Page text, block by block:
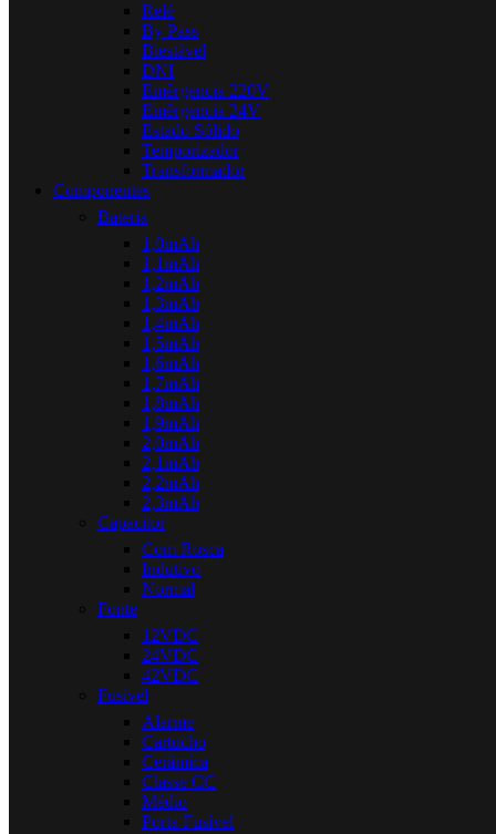
Relé
By Pass
Biestável
DNI
Emêrgencia 220V
Emêrgencia 24V
Estado Sólido
Temporizador
Transformador
Componentes
Bateria
1,0mAh
1,1mAh
1,2mAh
1,3mAh
1,4mAh
1,5mAh
1,6mAh
1,7mAh
1,8mAh
1,9mAh
2,0mAh
2,1mAh
2,2mAh
2,3mAh
Capacitor
Com Rosca
Indutivo
Normal
Fonte
12VDC
24VDC
42VDC
Fusível
Alarme
Cartucho
Cerâmica
Classe CC
Médio
Porta Fusível